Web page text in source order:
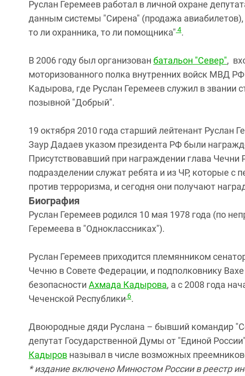
Руслан Геремеев работал в личной охране
данным системы "Сирена" (продажа
то ли охранника, то ли помощника​"​ 4.​
В 2006 году был организован батальон "Север",
моторизованного полка внутренних войск МВД
Кадырова, где Руслан Геремеев служил в звании
позывной "Добрый".
19 октября 2010 года старший лейтенант Руслан
Заур Дадаев указом президента РФ были
Присутствовавший при награждении глава
подразделении служат ребята и из ЧР, которые с
против терроризма, и сегодня они получают
Биография
Руслан Геремеев родился 10 мая 1978 года (по
Геремеева в "Одноклассниках").
Руслан Геремеев приходится племянником
Чечню в Совете Федерации, и подполковнику
безопасности Ахмада Кадырова, а с 2008 года
Чеченской Республики 6.
Двоюродные дяди Руслана – бывший командир
депутат Государственной Думы от "Единой России"
Кадыров называл в числе возможных преемников
* издание включено Минюстом России в реестр